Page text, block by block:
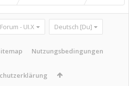
- UI.X Deutsch [Du]
Nutzungsbedingungen